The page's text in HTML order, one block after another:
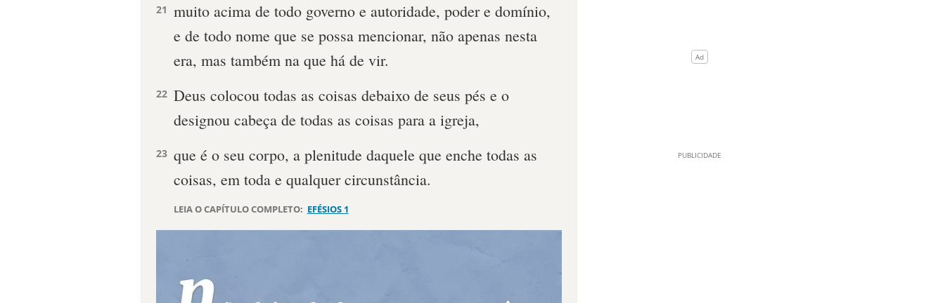
21 muito acima de todo governo e autoridade, poder e domínio,
e de todo nome que se possa mencionar, não apenas nesta
era, mas também na que há de vir.
22 Deus colocou todas as coisas debaixo de seus pés e o
designou cabeça de todas as coisas para a igreja,
23 que é o seu corpo, a plenitude daquele que enche todas as
coisas, em toda e qualquer circunstância.
LEIA O CAPÍTULO COMPLETO: EFÉSIOS 1